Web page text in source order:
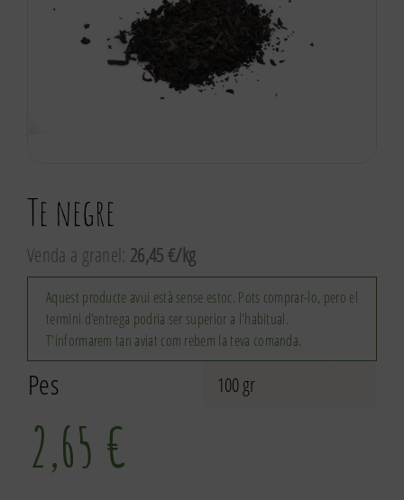
Te negre
Venda a granel: 26,45 €/kg
Aquest producte avui està sense estoc. Pots comprar-lo, pero el
termini d'entrega podria ser superior a l'habitual.
T'informarem tan aviat com rebem la teva comanda.
Pes
2,65 €